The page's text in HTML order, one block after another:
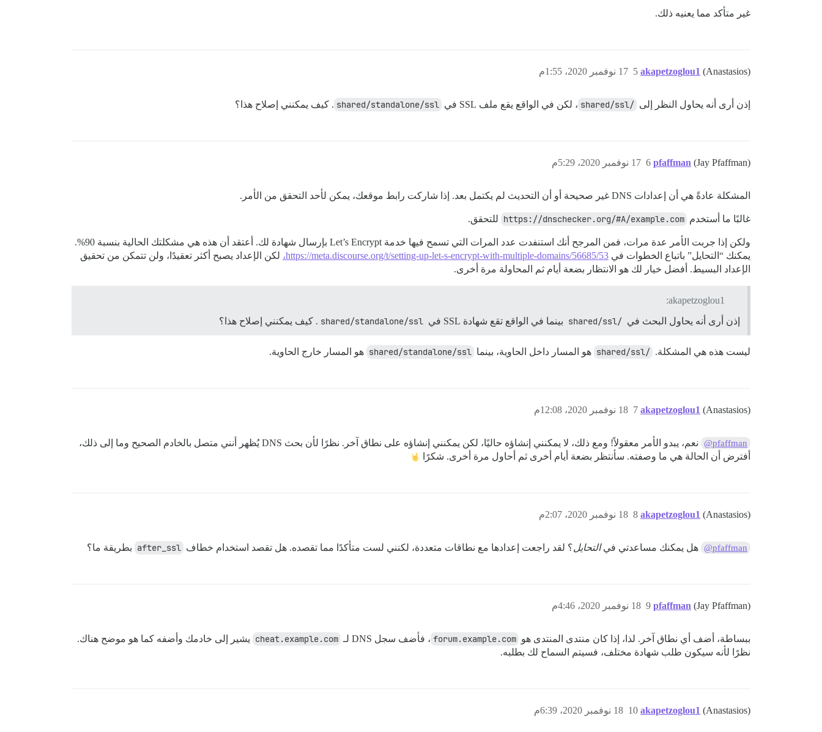
غير متأكد مما يعنيه ذلك.
akapetzoglou1 (Anastasios) 17 نوفمبر 2020، 1:55م 5
إذن أرى أنه يحاول النظر إلى /shared/ssl ، لكن في الواقع يقع ملف SSL في shared/standalone/ssl . كيف يمكنني إصلاح هذا؟
pfaffman (Jay Pfaffman) 17 نوفمبر 2020، 5:29م 6
المشكلة عادةً هي أن إعدادات DNS غير صحيحة أو أن التحديث لم يكتمل بعد. إذا شاركت رابط موقعك، يمكن لأحد التحقق من الأمر.
غالبًا ما أستخدم https://dnschecker.org/#A/example.com للتحقق.
ولكن إذا جربت الأمر عدة مرات، فمن المرجح أنك استنفدت عدد المرات التي تسمح فيها خدمة Let’s Encrypt بإرسال شهادة لك. أعتقد أن هذه هي مشكلتك الحالية بنسبة 90%.
يمكنك “التحايل” باتباع الخطوات في https://meta.discourse.org/t/setting-up-let-s-encrypt-with-multiple-domains/56685/53، لكن الإعداد يصبح أكثر تعقيدًا، ولن تتمكن من تحقيق
الإعداد البسيط. أفضل خيار لك هو الانتظار بضعة أيام ثم المحاولة مرة أخرى.
akapetzoglou1:
إذن أرى أنه يحاول البحث في /shared/ssl بينما في الواقع تقع شهادة SSL في shared/standalone/ssl . كيف يمكنني إصلاح هذا؟
ليست هذه هي المشكلة. /shared/ssl هو المسار داخل الحاوية، بينما shared/standalone/ssl هو المسار خارج الحاوية.
akapetzoglou1 (Anastasios) 18 نوفمبر 2020، 12:08م 7
@pfaffman
نعم، يبدو الأمر معقولاً! ومع ذلك، لا يمكنني إنشاؤه حاليًا، لكن يمكنني إنشاؤه على نطاق آخر. نظرًا لأن بحث DNS يُظهر أنني متصل بالخادم الصحيح وما إلى ذلك،
أفترض أن الحالة هي ما وصفته. سأنتظر بضعة أيام أخرى ثم أحاول مرة أخرى. شكرًا
akapetzoglou1 (Anastasios) 18 نوفمبر 2020، 2:07م 8
@pfaffman هل يمكنك مساعدتي فيالتحايل؟ لقد راجعت إعدادها مع نطاقات متعددة، لكنني لست متأكدًا مما تقصده. هل تقصد استخدام خطاف after_ssl بطريقة ما؟
pfaffman (Jay Pfaffman) 18 نوفمبر 2020، 4:46م 9
ببساطة، أضف أي نطاق آخر. لذا، إذا كان منتدى المنتدى هو forum.example.com ، فأضف سجل DNS لـ cheat.example.com يشير إلى خادمك وأضفه كما هو موضح هناك.
نظرًا لأنه سيكون طلب شهادة مختلف، فسيتم السماح لك بطلبه.
akapetzoglou1 (Anastasios) 18 نوفمبر 2020، 6:39م 10